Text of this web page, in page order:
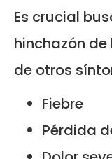
Es crucial
hinchazón
de otros
Fiebre
Pérdida